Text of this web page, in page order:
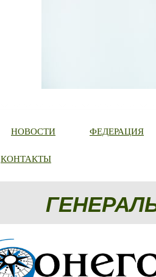
НОВОСТИ ФЕДЕРАЦИЯ
КОНТАКТЫ